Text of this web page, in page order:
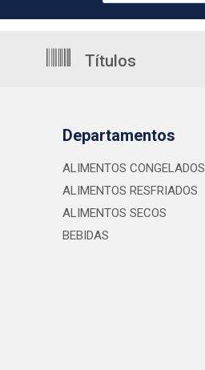
Títulos
Departamentos
ALIMENTOS CONGELADOS
ALIMENTOS RESFRIADOS
ALIMENTOS SECOS
BEBIDAS